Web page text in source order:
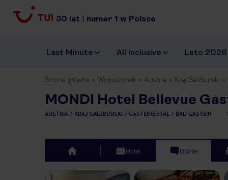
30 lat | numer 1 w Polsce
Last Minute All Inclusive Lato 2026
Strona główna Wypoczynek Austria Kraj Salzburski
MONDI Hotel Bellevue
AUSTRIA KRAJ SALZBURSKI GASTEINER TAL BAD GASTEIN
top Hotel Opinie